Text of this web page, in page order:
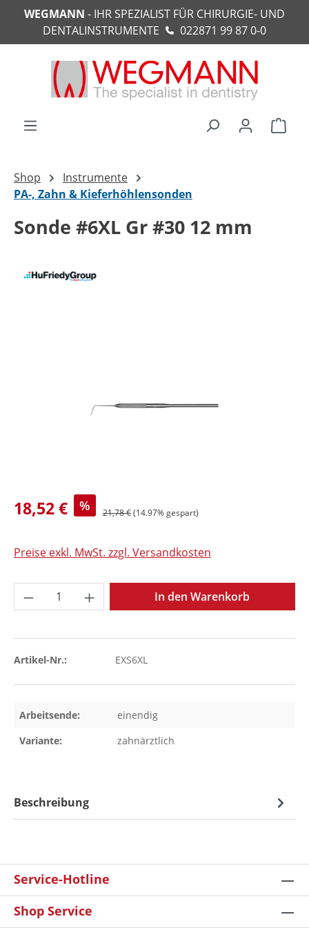
springen
WEGMANN - IHR SPEZIALIST FÜR CHIRURGIE- UND
DENTALINSTRUMENTE
022871 99 87 0-0
Shop
Instrumente
PA-, Zahn & Kieferhöhlensonden
Sonde #6XL Gr #30 12 mm
18,52 € % 21,78 €(14.97% gespart)
Preise exkl. MwSt. zzgl. Versandkosten
Produkt Anzahl: Gib den gewünschten
In den Warenkorb
Artikel-Nr.: EXS6XL
Arbeitsende:
einendig
Variante:
zahnärztlich
Beschreibung
Service-Hotline
Shop Service